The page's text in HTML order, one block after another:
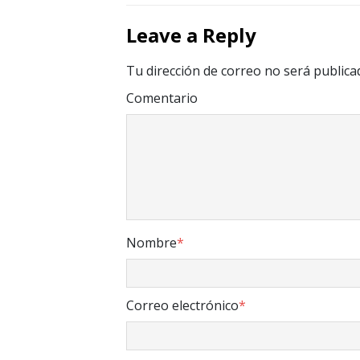
Leave a Reply
Tu dirección de correo no será
Comentario
Nombre*
Correo electrónico*